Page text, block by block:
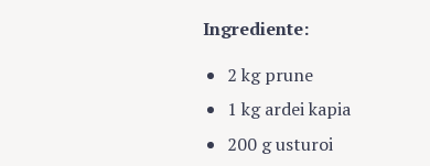
Ingrediente:
2 kg prune
1 kg ardei kapia
200 g usturoi